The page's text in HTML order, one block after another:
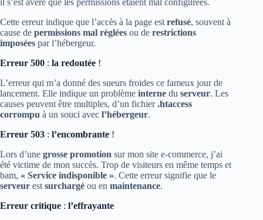
il s’est avéré que les permissions étaient mal configurées.
Cette erreur indique que l’accès à la page est refusé, souvent à
cause de permissions mal réglées ou de restrictions
imposées par l’hébergeur.
Erreur 500 : la redoutée !
L’erreur qui m’a donné des sueurs froides ce fameux jour de
lancement. Elle indique un problème interne du serveur. Les
causes peuvent être multiples, d’un fichier.htaccess
corrompu à un souci avec l’hébergeur.
Erreur 503 : l’encombrante !
Lors d’une grosse promotion sur mon site e-commerce, j’ai
été victime de mon succès. Trop de visiteurs en même temps et
bam, « Service indisponible ». Cette erreur signifie que le
serveur est surchargé ou en maintenance.
Erreur critique : l’effrayante